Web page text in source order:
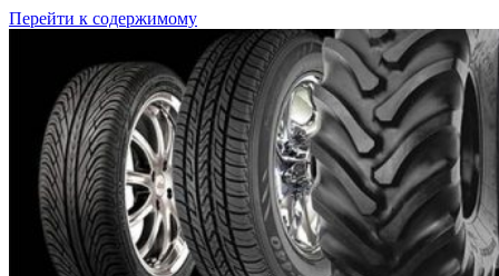
Перейти к содержимому